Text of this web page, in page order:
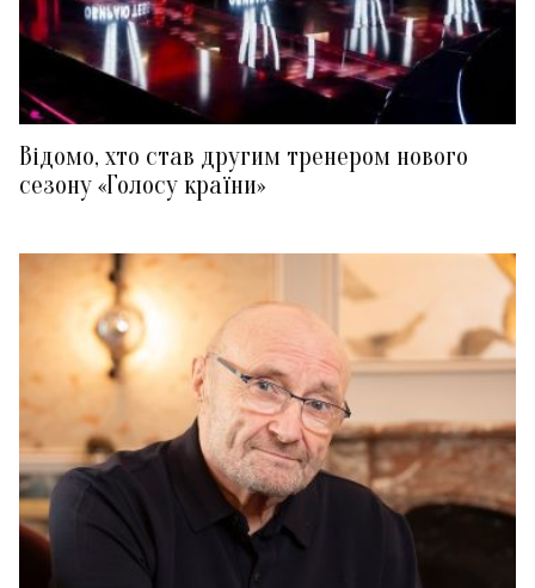
Відомо, хто став другим тренером нового
сезону «Голосу країни»